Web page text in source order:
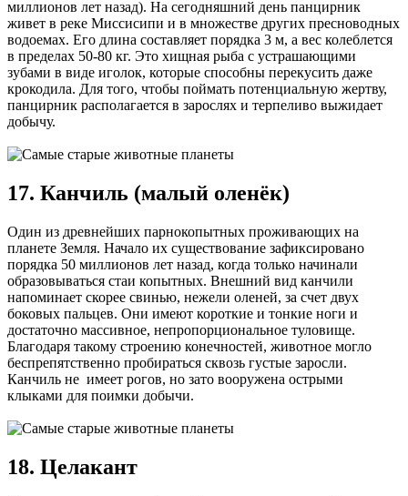
миллионов лет назад). На сегодняшний день панцирник
живет в реке Миссисипи и в множестве других пресноводных
водоемах. Его длина составляет порядка 3 м, а вес колеблется
в пределах 50-80 кг. Это хищная рыба с устрашающими
зубами в виде иголок, которые способны перекусить даже
крокодила. Для того, чтобы поймать потенциальную жертву,
панцирник располагается в зарослях и терпеливо выжидает
добычу.
17. Канчиль (малый оленёк)
Один из древнейших парнокопытных проживающих на
планете Земля. Начало их существование зафиксировано
порядка 50 миллионов лет назад, когда только начинали
образовываться стаи копытных. Внешний вид канчили
напоминает скорее свинью, нежели оленей, за счет двух
боковых пальцев. Они имеют короткие и тонкие ноги и
достаточно массивное, непропорциональное туловище.
Благодаря такому строению конечностей, животное могло
беспрепятственно пробираться сквозь густые заросли.
Канчиль не имеет рогов, но зато вооружена острыми
клыками для поимки добычи.
18. Целакант